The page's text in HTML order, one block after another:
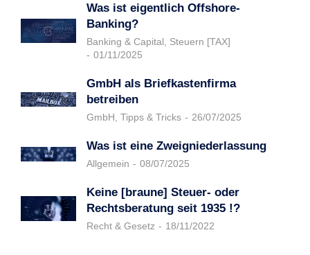
Was ist eigentlich Offshore-
Banking?
Banking & Capital
Steuern [TAX]
01/11/2025
GmbH als Briefkastenfirma
betreiben
GmbH Tipps & Tricks 26/07/2025
Was ist eine Zweigniederlassung
Allgemein 08/07/2025
Keine [braune] Steuer- oder
Rechtsberatung seit 1935 !?
Recht & Gesetz 18/11/2022